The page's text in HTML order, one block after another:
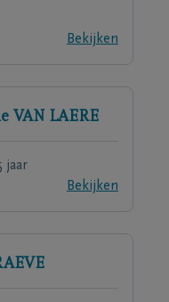
Bekijken
VAN LAERE
jaar
Bekijken